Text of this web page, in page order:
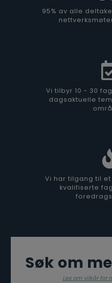
95% av alle
Vi tilbyr 10 - 30
dagsaktuelle
Vi har tilgang til
kvalifiserte
Søk om
Les om vilkår for